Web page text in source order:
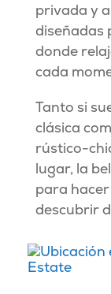
privada y
diseñadas
donde
cada
Tanto si
clásica
rústico-
lugar, la
para
descubrir